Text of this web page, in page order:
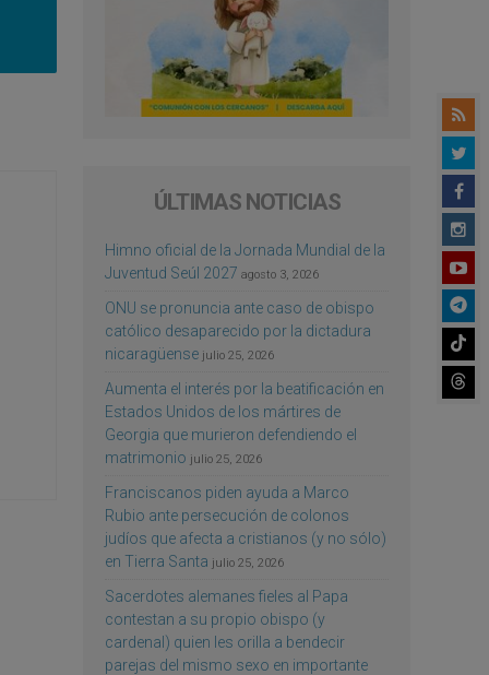
ÚLTIMAS NOTICIAS
Himno oficial de la Jornada Mundial de la
Juventud Seúl 2027 agosto 3, 2026
ONU se pronuncia ante caso de obispo
católico desaparecido por la dictadura
nicaragüense julio 25, 2026
Aumenta el interés por la beatificación en
Estados Unidos de los mártires de
Georgia que murieron defendiendo el
matrimonio julio 25, 2026
Franciscanos piden ayuda a Marco
Rubio ante persecución de colonos
judíos que afecta a cristianos (y no sólo)
en Tierra Santa julio 25, 2026
Sacerdotes alemanes fieles al Papa
contestan a su propio obispo (y
cardenal) quien les orilla a bendecir
parejas del mismo sexo en importante